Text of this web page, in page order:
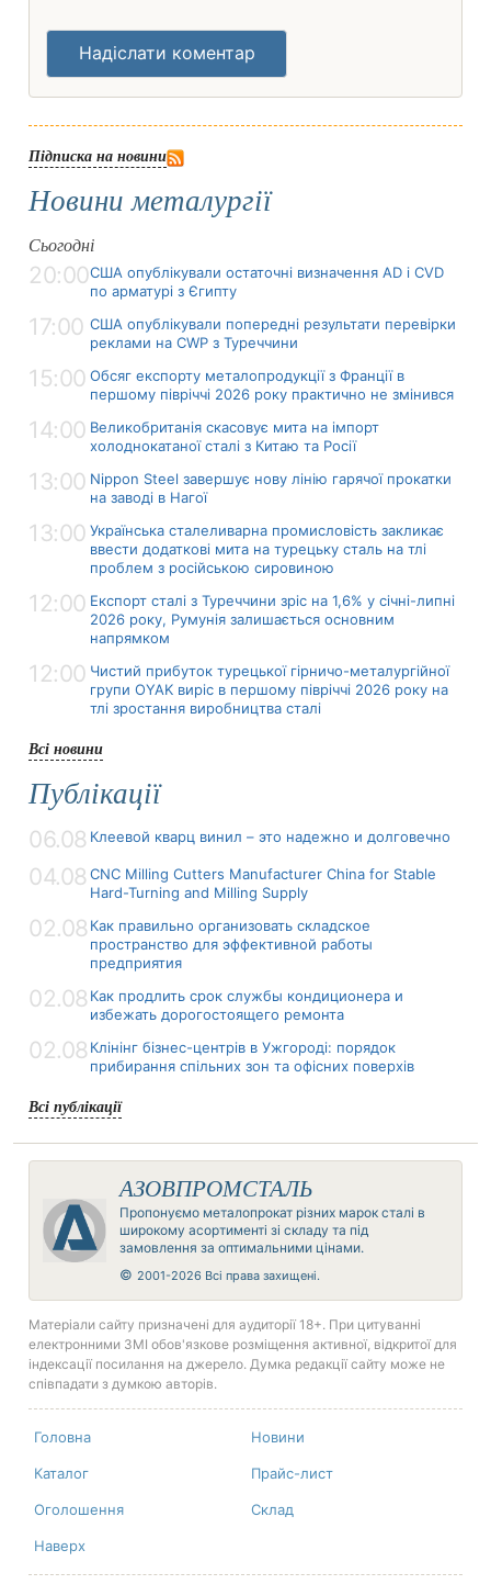
Надіслати коментар
Підписка на новини
Новини металургії
Сьогодні
20:00США опублікували остаточні визначення AD і CVD
по арматурі з Єгипту
17:00 США опублікували попередні результати перевірки
реклами на CWP з Туреччини
15:00 Обсяг експорту металопродукції з Франції в
першому півріччі 2026 року практично не змінився
14:00 Великобританія скасовує мита на імпорт
холоднокатаної сталі з Китаю та Росії
13:00 Nippon Steel завершує нову лінію гарячої прокатки
на заводі в Нагої
13:00 Українська сталеливарна промисловість закликає
ввести додаткові мита на турецьку сталь на тлі
проблем з російською сировиною
12:00 Експорт сталі з Туреччини зріс на 1,6% у січні-липні
2026 року, Румунія залишається основним
напрямком
12:00 Чистий прибуток турецької гірничо-металургійної
групи OYAK виріс в першому півріччі 2026 року на
тлі зростання виробництва сталі
Всі новини
Публікації
06.08 Клеевой кварц винил – это надежно и долговечно
04.08 CNC Milling Cutters Manufacturer China for Stable
Hard-Turning and Milling Supply
02.08 Как правильно организовать складское
пространство для эффективной работы
предприятия
02.08 Как продлить срок службы кондиционера и
избежать дорогостоящего ремонта
02.08 Клінінг бізнес-центрів в Ужгороді: порядок
прибирання спільних зон та офісних поверхів
Всі публікації
АЗОВПРОМСТАЛЬ
Пропонуємо металопрокат різних марок сталі в
широкому асортименті зі складу та під
замовлення за оптимальними цінами.
© 2001-2026 Всі права захищені.
Матеріали сайту призначені для аудиторії 18+. При цитуванні
електронними ЗМІ обов'язкове розміщення активної, відкритої для
індексації посилання на джерело. Думка редакції сайту може не
співпадати з думкою авторів.
Головна Новини
Каталог Прайс-лист
Оголошення Склад
Наверх